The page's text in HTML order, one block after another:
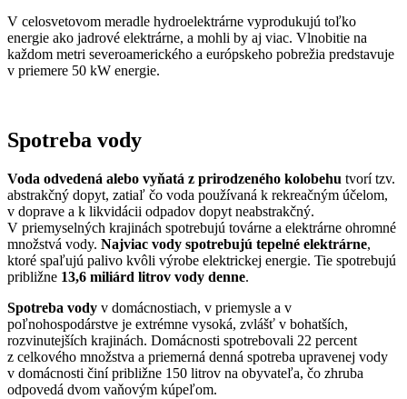
V celosvetovom meradle hydroelektrárne vyprodukujú toľko
energie ako jadrové elektrárne, a mohli by aj viac. Vlnobitie na
každom metri severoamerického a európskeho pobrežia predstavuje
v priemere 50 kW energie.
Spotreba vody
Voda odvedená alebo vyňatá z prirodzeného kolobehu tvorí tzv.
abstrakčný dopyt, zatiaľ čo voda používaná k rekreačným účelom,
v doprave a k likvidácii odpadov dopyt neabstrakčný.
V priemyselných krajinách spotrebujú továrne a elektrárne ohromné
množstvá vody. Najviac vody spotrebujú tepelné elektrárne,
ktoré spaľujú palivo kvôli výrobe elektrickej energie. Tie spotrebujú
približne 13,6 miliárd litrov vody denne.
Spotreba vody v domácnostiach, v priemysle a v
poľnohospodárstve je extrémne vysoká, zvlášť v bohatších,
rozvinutejších krajinách. Domácnosti spotrebovali 22 percent
z celkového množstva a priemerná denná spotreba upravenej vody
v domácnosti činí približne 150 litrov na obyvateľa, čo zhruba
odpovedá dvom vaňovým kúpeľom.